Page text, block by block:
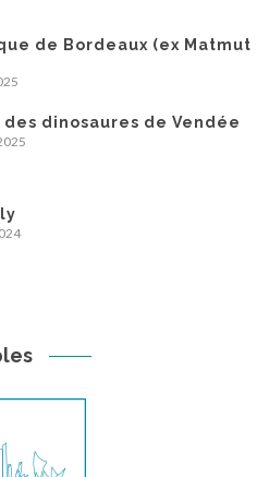
de Bordeaux (ex Matmut
dinosaures de Vendée